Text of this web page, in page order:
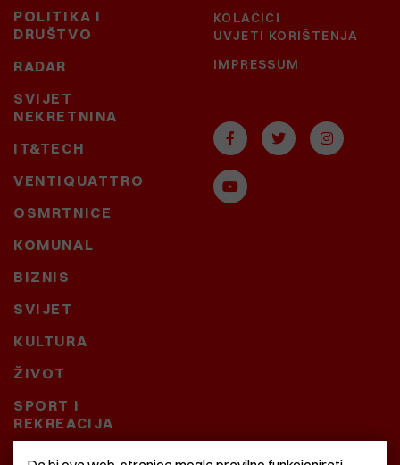
POLITIKA I
DRUŠTVO
RADAR
SVIJET
NEKRETNINA
IT&TECH
VENTIQUATTRO
OSMRTNICE
KOMUNAL
BIZNIS
SVIJET
KULTURA
ŽIVOT
SPORT I
REKREACIJA
CRNA KRONIKA
KOLAČIĆI
UVJETI KORIŠTENJA
IMPRESSUM